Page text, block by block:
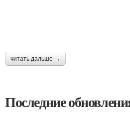
читать дальше →
Последние